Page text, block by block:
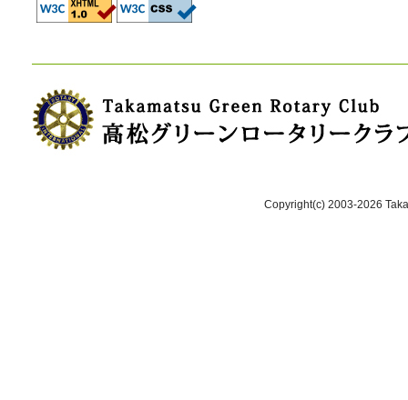
Copyright(c) 2003-2026